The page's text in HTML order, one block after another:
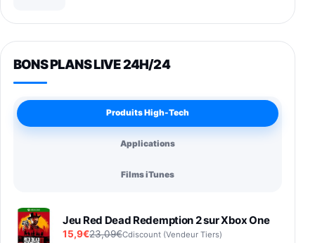
BONS PLANS LIVE 24H/24
Produits High-Tech
Applications
Films iTunes
Jeu Red Dead Redemption 2 sur Xbox One
15,9€23,09€Cdiscount (Vendeur Tiers)